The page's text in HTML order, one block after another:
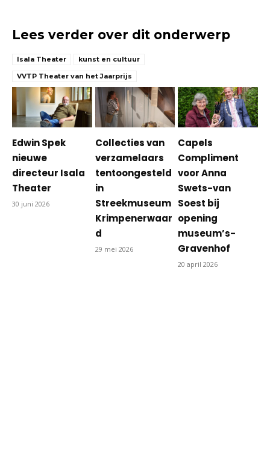
Lees verder over dit onderwerp
Isala Theater
kunst en cultuur
VVTP Theater van het Jaarprijs
Edwin Spek
nieuwe
directeur Isala
Theater
30 juni 2026
Collecties van
verzamelaars
tentoongesteld
in
Streekmuseum
Krimpenerwaar
d
29 mei 2026
Capels
Compliment
voor Anna
Swets-van
Soest bij
opening
museum’s-
Gravenhof
20 april 2026